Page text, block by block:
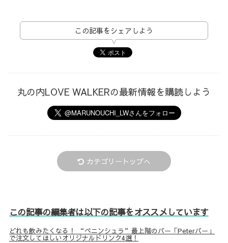
この記事をシェアしよう
丸の内LOVE WALKERの最新情報を購読しよう
カテゴリートップへ
この記事の編集者は以下の記事をオススメしています
どれも飲みたくなる！ “ペニンシュラ”最上階のバー「Peterバー」
で注文してほしいオリジナルドリンク4選！